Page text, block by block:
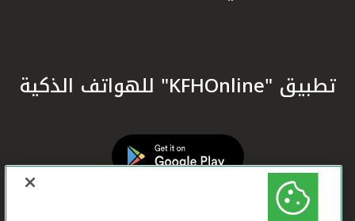
تطبيق "KFHOnline" للهواتف الذكية